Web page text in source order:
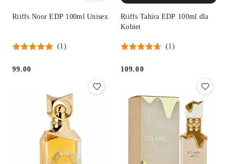
Riiffs Noor EDP 100ml Unisex
(1)
99.00
Riiffs Tahira EDP 100ml dla
Kobiet
(1)
109.00